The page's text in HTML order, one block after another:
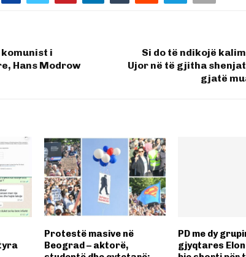
i
Hans Modrow
Si do të ndikojë
Ujor në të gjitha
gjatë
Protestë masive në
Beograd – aktorë,
PD me dy
gjyqtares